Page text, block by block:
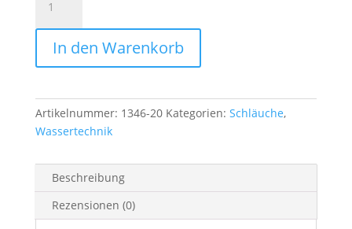
Verlegerohr
Flex
MengeIn den Warenkorb
Artikelnummer: 1346-20 Kategorien: Schläuche,
Wassertechnik
Beschreibung
Rezensionen (0)